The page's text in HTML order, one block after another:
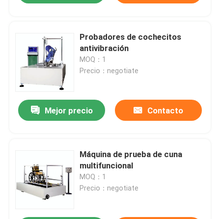
Probadores de cochecitos
antivibración
MOQ：1
Precio：negotiate
Mejor precio Contacto
Máquina de prueba de cuna
multifuncional
MOQ：1
Precio：negotiate